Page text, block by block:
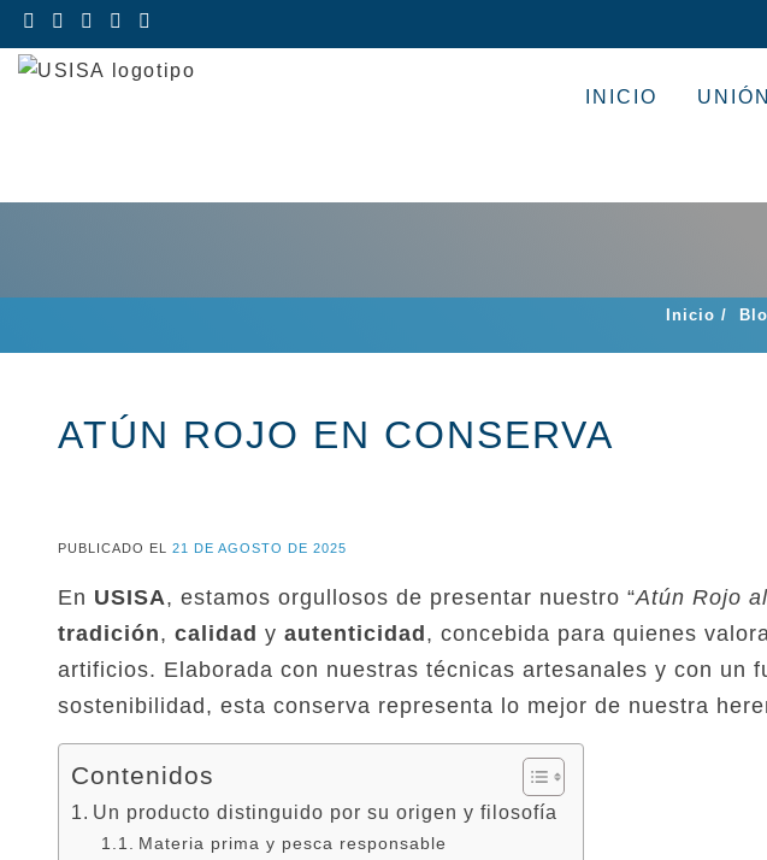
Saltar
al
INICIO
Inicio /
ATÚN ROJO EN CONSERVA
PUBLICADO EL 21 DE AGOSTO DE 2025
En USISA, estamos orgullosos de presentar nuestro “Atún Rojo
tradición, calidad y autenticidad, concebida para quienes
artificios. Elaborada con nuestras técnicas artesanales y con un
sostenibilidad, esta conserva representa lo mejor de nuestra
Contenidos
Un producto distinguido por su origen y filosofía
Materia prima y pesca responsable